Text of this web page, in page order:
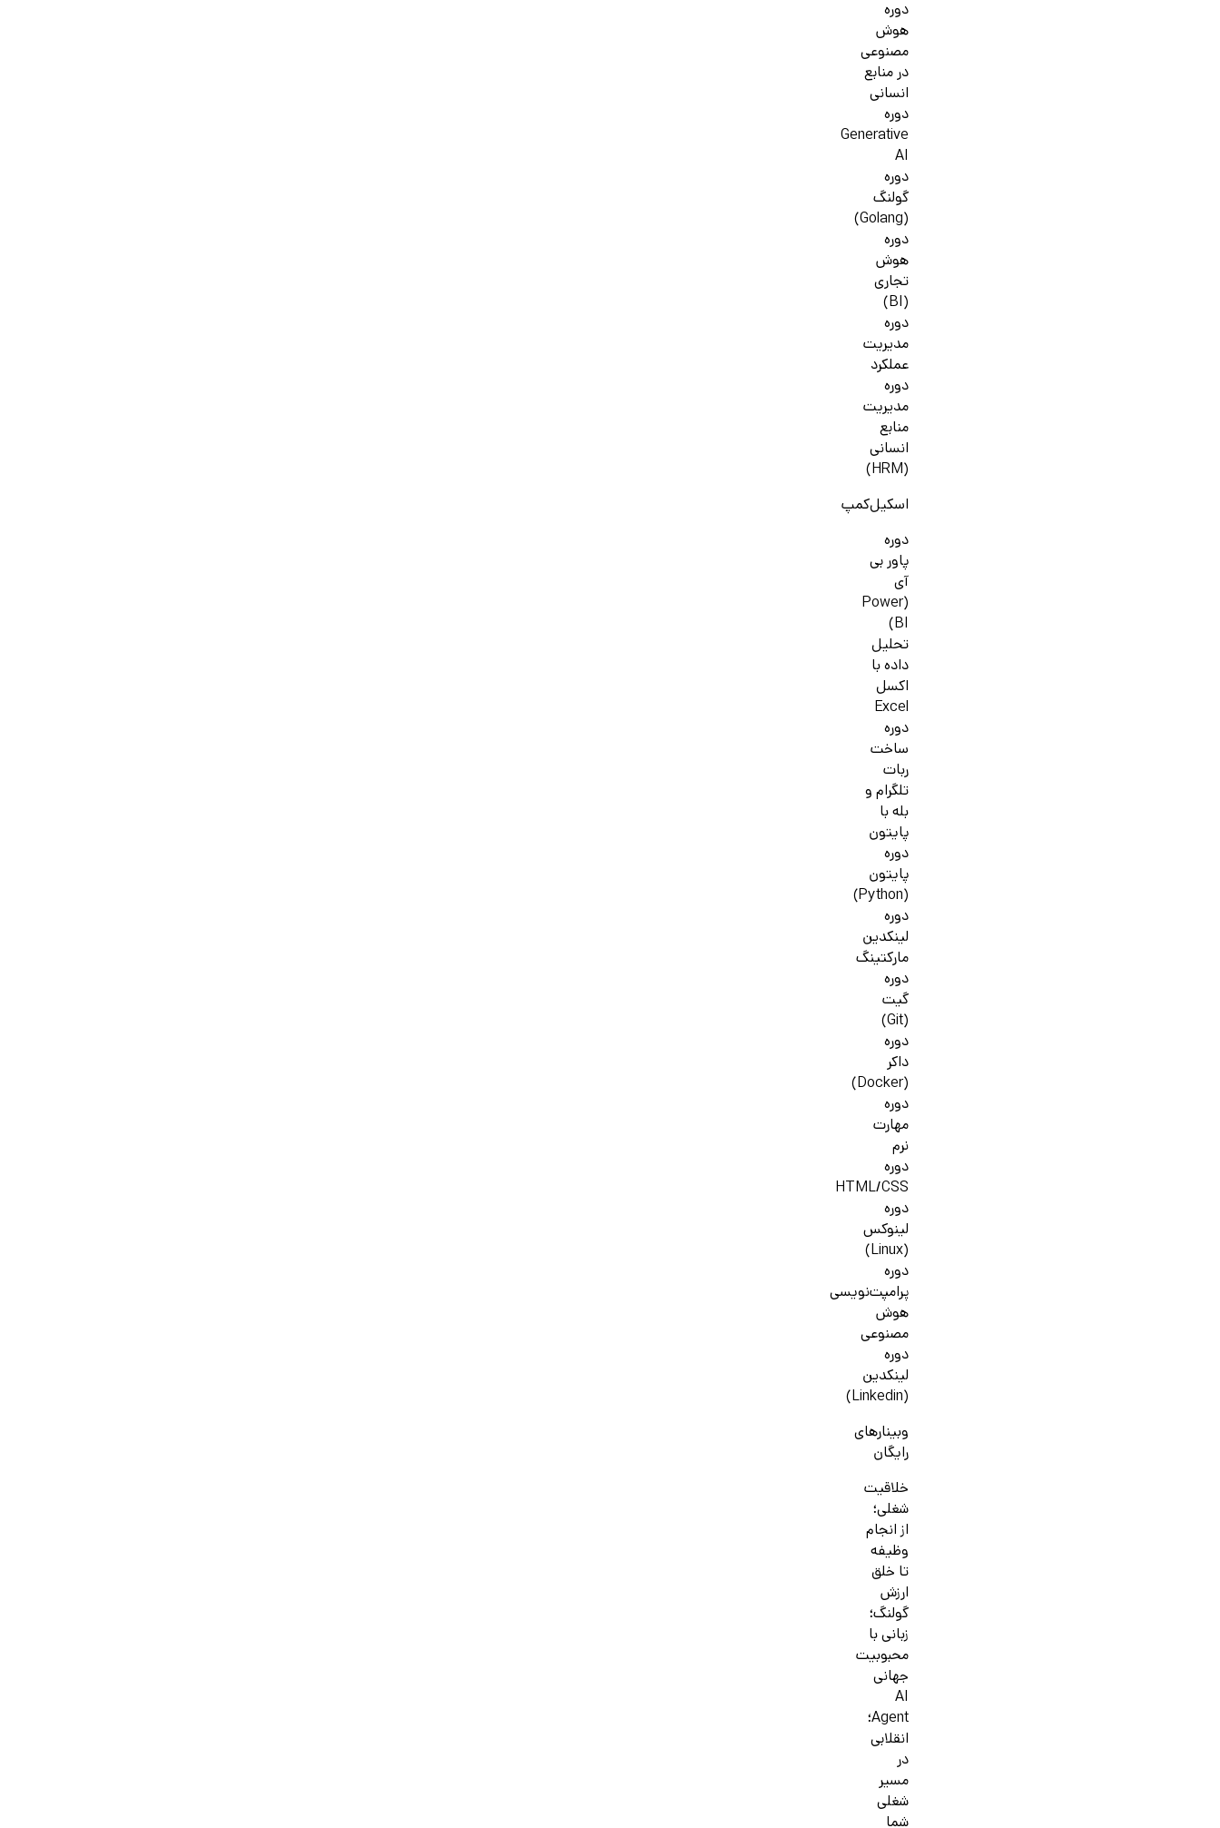
دوره
هوش
مصنوعی
در منابع
انسانی
دوره
Generative
AI
دوره
گولنگ
(Golang)
دوره
هوش
تجاری
(BI)
دوره
مدیریت
عملکرد
دوره
مدیریت
منابع
انسانی
(HRM)
اسکیل‌کمپ
دوره
پاور بی
آی
(Power
BI)
تحلیل
داده با
اکسل
Excel
دوره
ساخت
ربات
تلگرام و
بله با
پایتون
دوره
پایتون
(Python)
دوره
لینکدین
مارکتینگ
دوره
گیت
(Git)
دوره
داکر
(Docker)
دوره
مهارت
نرم
دوره
HTML/CSS
دوره
لینوکس
(Linux)
دوره
پرامپت‌نویسی
هوش
مصنوعی
دوره
لینکدین
(Linkedin)
وبینارهای
رایگان
خلاقیت
شغلی؛
از انجام
وظیفه
تا خلق
ارزش
گولنگ؛
زبانی با
محبوبیت
جهانی
AI
Agent؛
انقلابی
در
مسیر
شغلی